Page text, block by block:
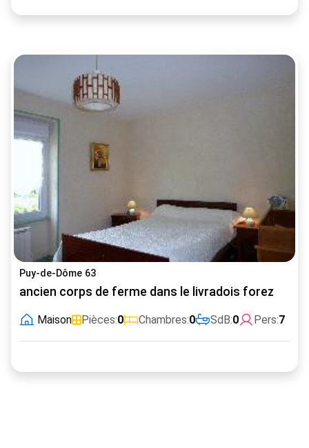
Puy-de-Dôme 63
ancien corps de ferme dans le livradois forez
Maison Pièces:0 Chambres:0 SdB:0 Pers:7